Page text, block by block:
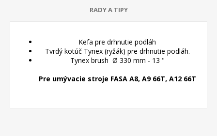
RADY A TIPY
Kefa pre drhnutie podláh
Tvrdý kotúč Tynex (ryžák) pre drhnutie podláh.
Tynex brush Ø 330 mm - 13 "
Pre umývacie stroje FASA A8, A9 66T, A12 66T